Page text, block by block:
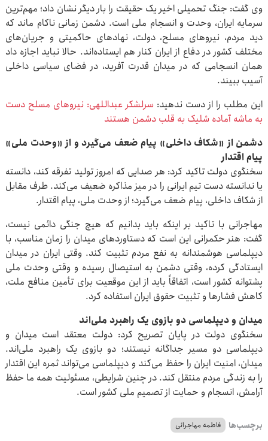
وی گفت: جنگ تحمیلی اخیر یک حقیقت را بار دیگر نشان داد؛ مهم‌ترین
سرمایه ایران، وحدت و انسجام ملی است. دشمن زمانی ناکام ماند که
دید مردم، نیروهای مسلح، دولت، نهادهای حاکمیتی و جریان‌های
مختلف کشور در دفاع از ایران کنار هم ایستاده‌اند. حالا نباید اجازه داد
همان انسجامی که در میدان قدرت آفرید، در فضای سیاسی داخلی
آسیب ببیند.
این مطلب را از دست ندهید: سرلشکر عبداللهی: نیروهای مسلح دست
به ماشه آماده شلیک به قلب دشمن هستند
دشمن از «شکاف داخلی» پیام ضعف می‌گیرد و از «وحدت ملی»
پیام اقتدار
سخنگوی دولت تاکید کرد: هر صدایی که امروز تولید تفرقه کند، دانسته
یا ندانسته دست تیم ایرانی را در میز مذاکره ضعیف می‌کند. طرف مقابل
از شکاف داخلی، پیام ضعف می‌گیرد؛ از وحدت ملی، پیام اقتدار.
مهاجرانی با تاکید بر اینکه باید بدانیم که هیچ جنگی دائمی نیست،
گفت: هنر حکمرانی این است که دستاوردهای میدان را زمان مناسب، با
دیپلماسی هوشمندانه به نفع مردم تثبیت کند. وقتی ایران در میدان
ایستادگی کرده، وقتی دشمن به استیصال رسیده و وقتی وحدت ملی
پشتوانه کشور است، اتفاقاً باید از این موقعیت برای تأمین منافع ملت،
کاهش فشارها و تثبیت حقوق ایران استفاده کرد.
میدان و دیپلماسی دو بازوی یک راهبرد ملی‌اند
سخنگوی دولت در پایان تصریح کرد: دولت معتقد است میدان و
دیپلماسی دو مسیر جداگانه نیستند؛ دو بازوی یک راهبرد ملی‌اند.
میدان، امنیت ایران را حفظ می‌کند و دیپلماسی می‌تواند ثمره این اقتدار
را به زندگی مردم منتقل کند. در چنین شرایطی، مسئولیت همه ما حفظ
آرامش، انسجام و حمایت از تصمیم ملی کشور است.
برچسب‌ها فاطمه مهاجرانی